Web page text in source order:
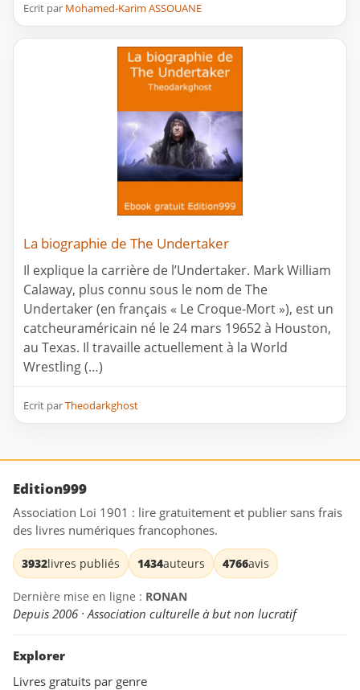
Ecrit par Mohamed-Karim ASSOUANE
La biographie de The Undertaker
Il explique la carrière de l’Undertaker. Mark William
Calaway, plus connu sous le nom de The
Undertaker (en français « Le Croque-Mort »), est un
catcheuraméricain né le 24 mars 19652 à Houston,
au Texas. Il travaille actuellement à la World
Wrestling (…)
Ecrit parTheodarkghost
Edition999
Association Loi 1901 : lire gratuitement et publier sans frais
des livres numériques francophones.
3932livres publiés 1434auteurs 4766avis
Dernière mise en ligne : RONAN
Depuis 2006 · Association culturelle à but non lucratif
Explorer
Livres gratuits par genre